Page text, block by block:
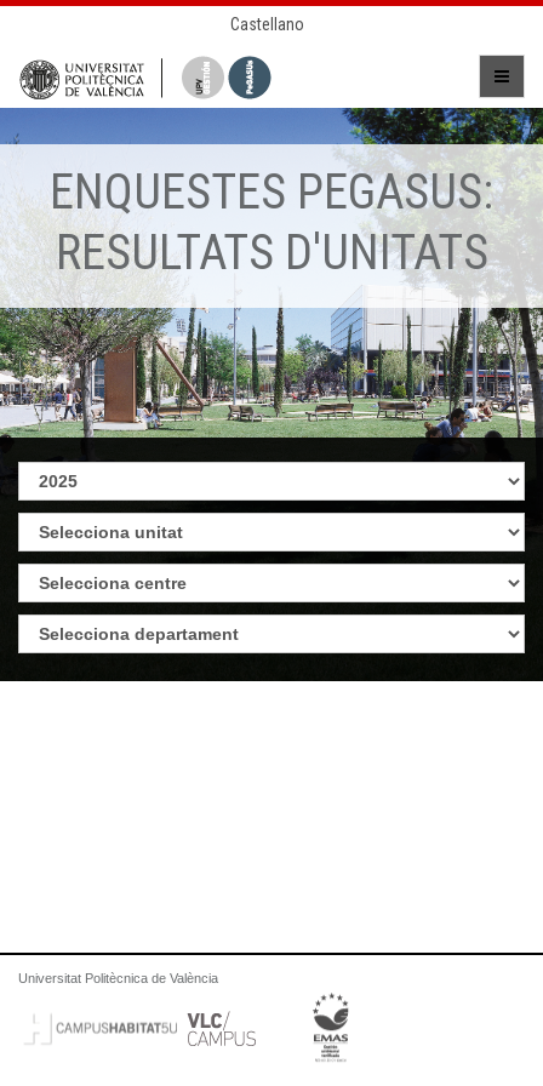
Castellano
ENQUESTES PEGASUS:
RESULTATS D'UNITATS
Universitat Politècnica de València